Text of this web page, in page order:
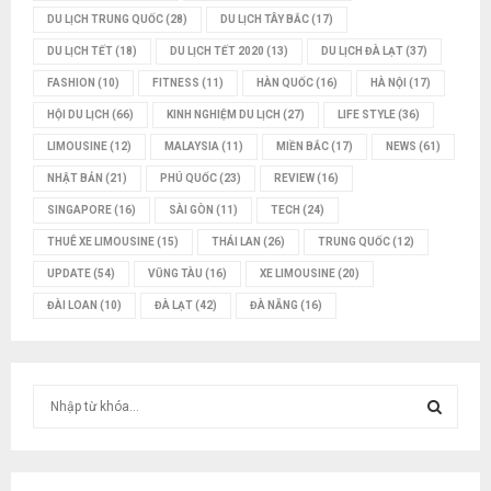
DU LỊCH TRUNG QUỐC(28) DU LỊCH TÂY BẮC(17)
DU LỊCH TẾT(18) DU LỊCH TẾT 2020 (13) DU LỊCH ĐÀ LẠT(37)
FASHION (10) FITNESS (11) HÀN QUỐC(16) HÀ NỘI (17)
HỘI DU LỊCH (66) KINH NGHIỆM DU LỊCH (27) LIFE STYLE(36)
LIMOUSINE(12) MALAYSIA(11) MIỀN BẮC(17) NEWS (61)
NHẬT BẢN (21) PHÚ QUỐC(23) REVIEW(16)
SINGAPORE(16) SÀI GÒN (11) TECH (24)
THUÊ XE LIMOUSINE(15) THÁI LAN (26) TRUNG QUỐC(12)
UPDATE(54) VŨNG TÀU (16) XE LIMOUSINE(20)
ĐÀI LOAN (10) ĐÀ LẠT(42) ĐÀ NẴNG (16)